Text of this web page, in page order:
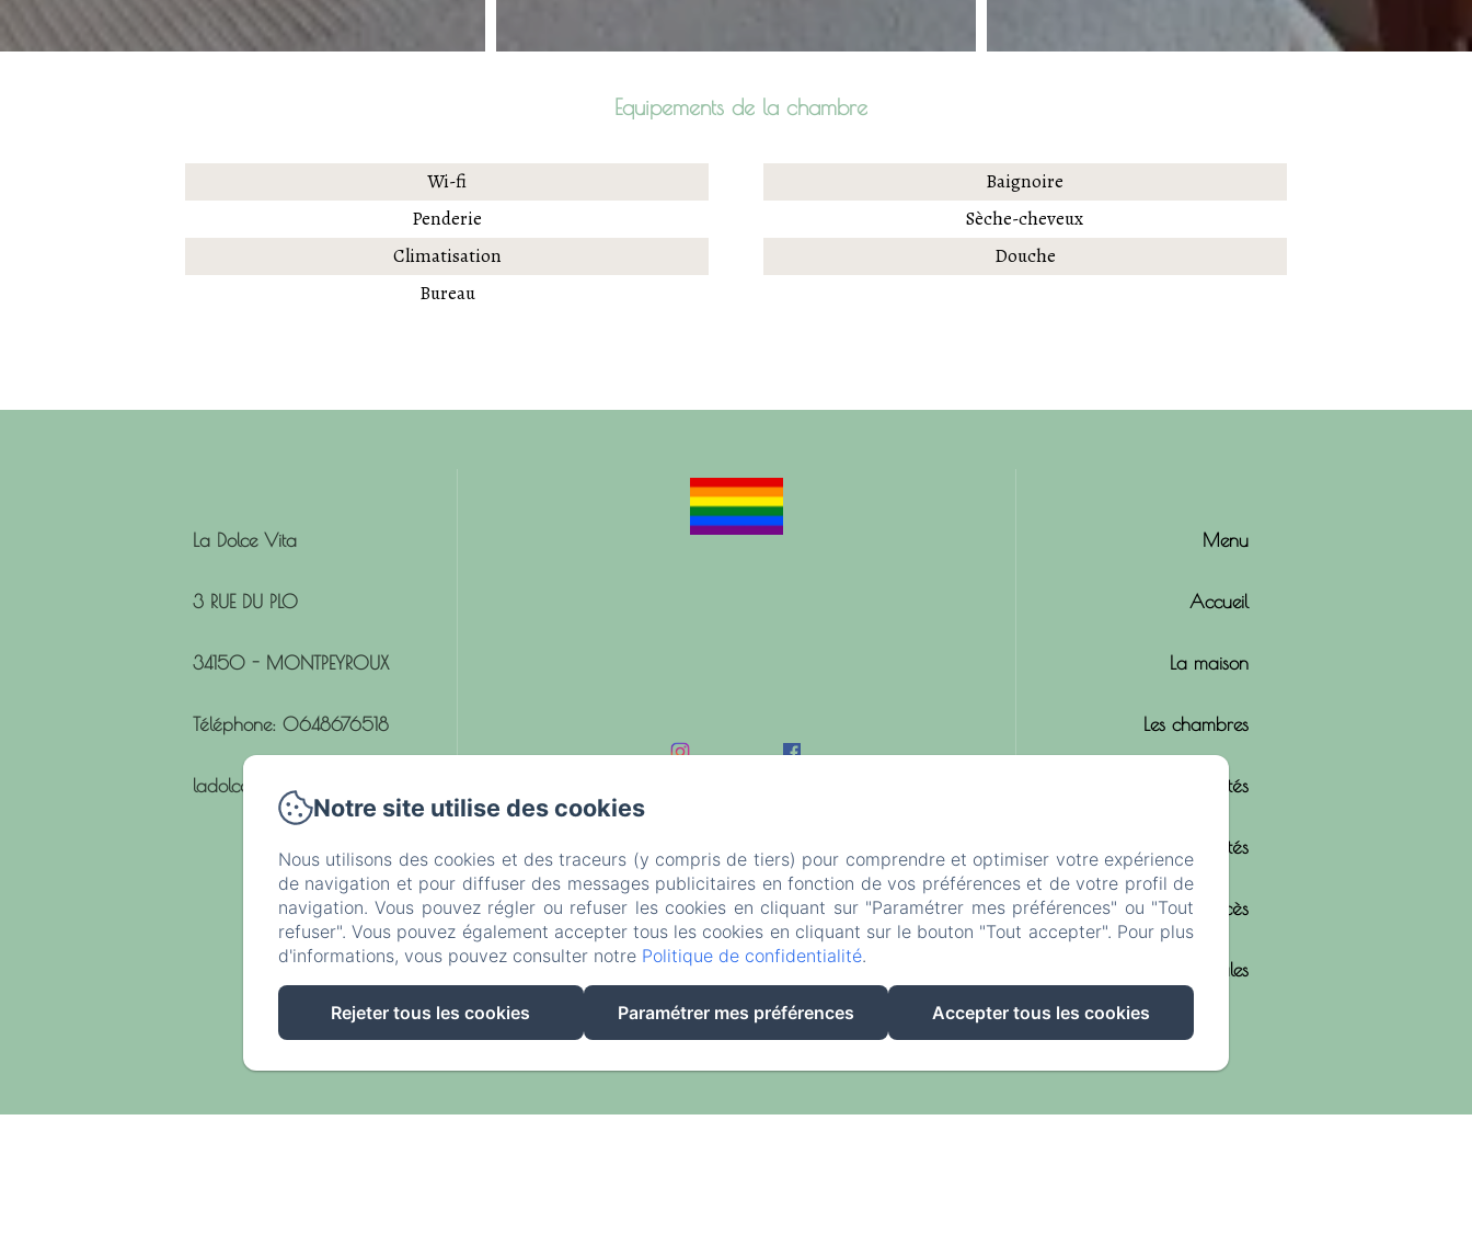
Equipements de la chambre
Wi-fi
Penderie
Climatisation
Bureau
Baignoire
Sèche-cheveux
Douche
La Dolce Vita
3 RUE DU PLO
34150 - MONTPEYROUX
Téléphone: 0648676518
ladolcevita.montpeyroux@gmail.com
EN FR ES
IT
Créé par Amenitiz
Menu
Accueil
La maison
Les chambres
Actualités
Activités
Contact & Accès
Mentions légales
Notre site utilise des cookies
Nous utilisons des cookies et des traceurs (y compris de tiers) pour comprendre et optimiser votre expérience
de navigation et pour diffuser des messages publicitaires en fonction de vos préférences et de votre profil de
navigation. Vous pouvez régler ou refuser les cookies en cliquant sur "Paramétrer mes préférences" ou "Tout
refuser". Vous pouvez également accepter tous les cookies en cliquant sur le bouton "Tout accepter". Pour plus
d'informations, vous pouvez consulter notre Politique de confidentialité.
Rejeter tous les cookies Paramétrer mes préférences Accepter tous les cookies